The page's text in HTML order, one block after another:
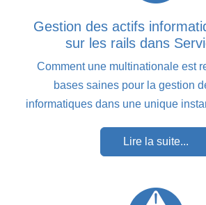
Gestion des actifs
sur les rails dans
Comment une multinationale est
bases saines pour la gestion
informatiques dans une unique
Lire la suite...